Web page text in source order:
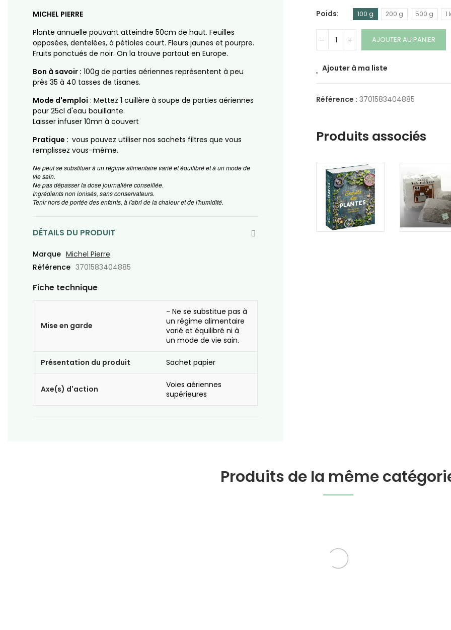
MICHEL PIERRE
Plante annuelle pouvant atteindre 50cm de haut. Feuilles
opposées, dentelées, à pétioles court. Fleurs jaunes et pourpre.
Fruits ponctués de noir. On la trouve partout en Europe.
Bon à savoir : 100g de parties aériennes représentent à peu
près 35 à 40 tasses de tisanes.
Mode d'emploi : Mettez 1 cuillère à soupe de parties aériennes
pour 25cl d'eau bouillante.
Laisser infuser 10mn à couvert
Pratique : vous pouvez utiliser nos sachets filtres que vous
remplissez vous-même.
Ne peut se substituer à un régime alimentaire varié et équilibré et à un mode de
vie sain.
Ne pas dépasser la dose journalière conseillée.
Ingrédients non ionisés, sans conservateurs.
Tenir hors de portée des enfants, à l'abri de la chaleur et de l'humidité.
DÉTAILS DU PRODUIT
Marque Michel Pierre
Référence 3701583404885
Fiche technique
Mise en garde
- Ne se substitue pas à
un régime alimentaire
varié et équilibré ni à
un mode de vie sain.
Présentation du produit Sachet papier
Axe(s) d'action
Voies aériennes
supérieures
Poids 100 g 200 g 500 g 1
AJOUTER AU PANIER
Ajouter à ma liste
Référence : 3701583404885
Produits associés
Produits de la même